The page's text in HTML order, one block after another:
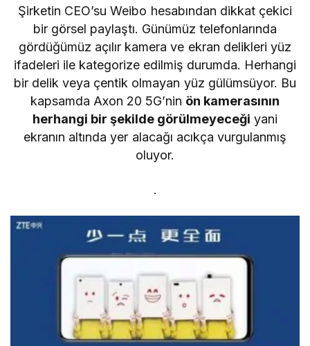
Şirketin CEO’su Weibo hesabından dikkat çekici
bir görsel paylaştı. Günümüz telefonlarında
gördüğümüz açılır kamera ve ekran delikleri yüz
ifadeleri ile kategorize edilmiş durumda. Herhangi
bir delik veya çentik olmayan yüz gülümsüyor. Bu
kapsamda Axon 20 5G’nin ön kamerasının
herhangi bir şekilde görülmeyeceği yani
ekranın altında yer alacağı acıkça vurgulanmış
oluyor.
.